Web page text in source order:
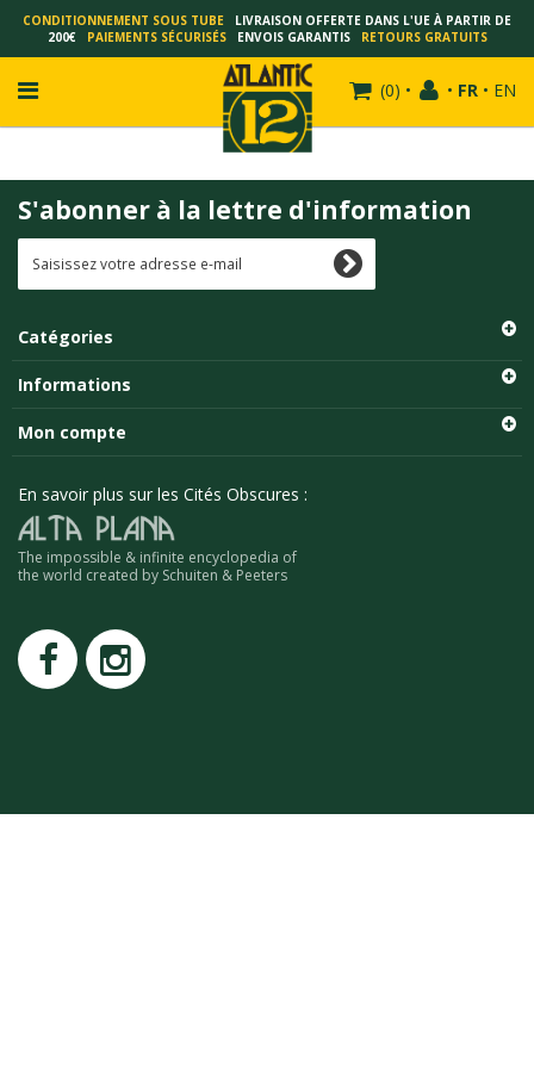
CONDITIONNEMENT SOUS TUBE
LIVRAISON OFFERTE DANS L'UE À PARTIR DE
200€
PAIEMENTS SÉCURISÉS ENVOIS GARANTIS RETOURS GRATUITS
(0) • • FR • EN
SCHUITEN - PEETERS
SCHUITEN - PLISSART
SCHUITEN - ZILLER
SCHUITEN - LI KUNWU
LUC SCHUITEN
ROMAIN RENARD
DAVID MERVEILLE
S'abonner à la lettre d'information
Catégories
Informations
Mon compte
En savoir plus sur les Cités Obscures :
The impossible & infinite encyclopedia of
the world created by Schuiten & Peeters